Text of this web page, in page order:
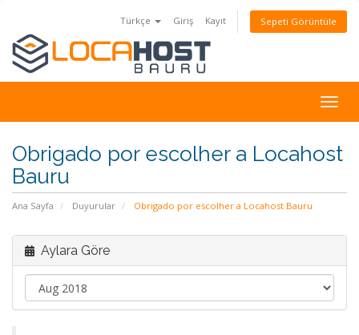
Türkçe Giriş Kayıt Sepeti Görüntüle
Obrigado por escolher a Locahost
Bauru
Ana Sayfa Duyurular Obrigado por escolher a Locahost Bauru
Aylara Göre